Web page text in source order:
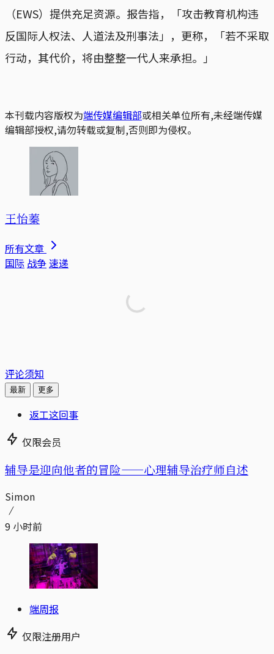
（EWS）提供充足资源。报告指，「攻击教育机构违
反国际人权法、人道法及刑事法」，更称，「若不采取
行动，其代价，将由整整一代人来承担。」
本刊载内容版权为端传媒编辑部或相关单位所有,未经端传媒
编辑部授权,请勿转载或复制,否则即为侵权。
王怡蓁
所有文章
国际 战争速递
评论须知
最新 更多
返工这回事
仅限会员
辅导是迎向他者的冒险——心理辅导治疗师自述
Simon
9 小时前
端周报
仅限注册用户